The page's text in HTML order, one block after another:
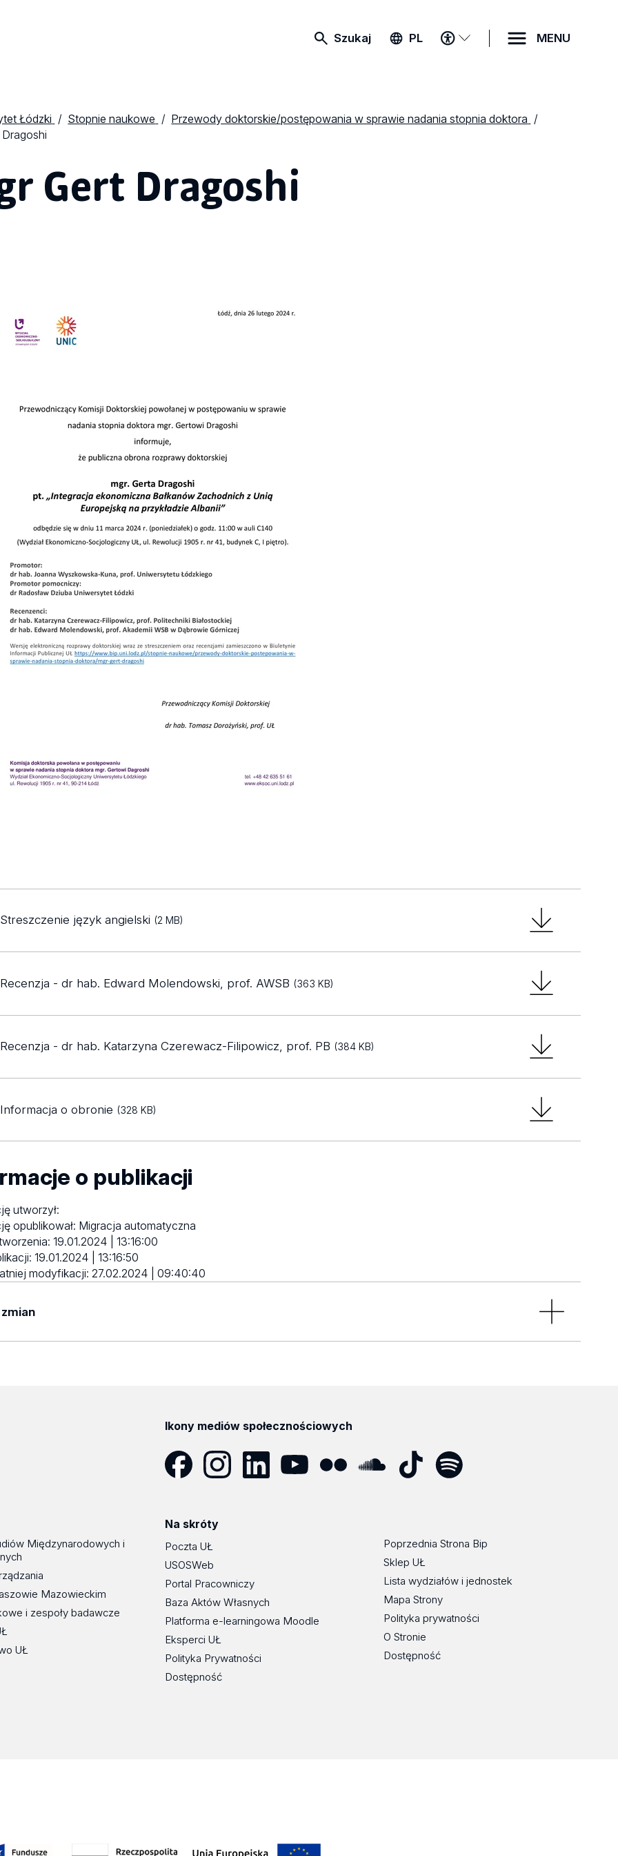
Szukaj PL
MENU
DOSTĘPNOŚCI
MENU
Łódzki Stopnie naukowe
Przewody doktorskie/postępowania w sprawie nadania stopnia doktora
Gert Dragoshi
Streszczenie język angielski (2 MB)
Recenzja - dr hab. Edward Molendowski, prof. AWSB (363 KB)
Recenzja - dr hab. Katarzyna Czerewacz-Filipowicz, prof. PB (384 KB)
Informacja o obronie (328 KB)
o publikacji
utworzył:
opublikował: Migracja automatyczna
19.01.2024 | 13:16:00
19.01.2024 | 13:16:50
modyfikacji:27.02.2024 | 09:40:40
Ikony mediów społecznościowych
Międzynarodowych i
Mazowieckim
i zespoły badawcze
UŁ
Na skróty
Poczta UŁ
USOSWeb
Portal Pracowniczy
Baza Aktów Własnych
Platforma e-learningowa Moodle
Eksperci UŁ
Polityka Prywatności
Dostępność
Poprzednia Strona Bip
Sklep UŁ
Lista wydziałów i jednostek
Mapa Strony
Polityka prywatności
O Stronie
Dostępność